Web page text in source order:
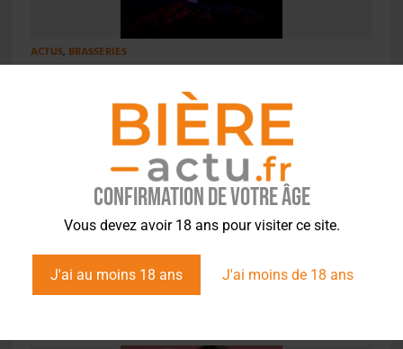
Confirmation de votre âge
Vous devez avoir 18 ans pour visiter ce site.
J'ai au moins 18 ans J'ai moins de 18 ans
ACTUS, BRASSERIES
Bière de la Rade
Sandrine Duquerroy-Delesalle élue